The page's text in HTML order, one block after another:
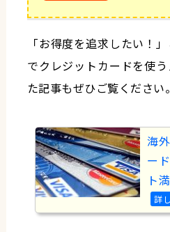
「お得度を追求したい！
でクレジットカードを使
た記事もぜひご覧ください。
海
ー
ト